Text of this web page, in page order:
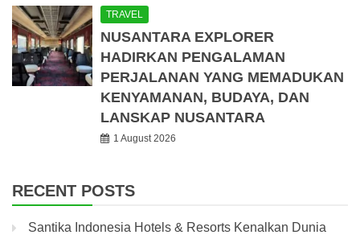
TRAVEL
NUSANTARA EXPLORER
HADIRKAN PENGALAMAN
PERJALANAN YANG MEMADUKAN
KENYAMANAN, BUDAYA, DAN
LANSKAP NUSANTARA
1 August 2026
RECENT POSTS
Santika Indonesia Hotels & Resorts Kenalkan Dunia